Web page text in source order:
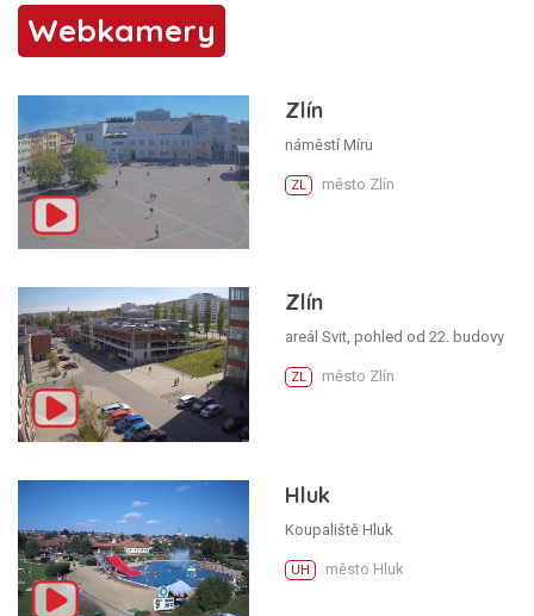
Webkamery
Zlín
náměstí Míru
ZL město Zlín
Zlín
areál Svit, pohled od 22. budovy
ZL město Zlín
Hluk
Koupaliště Hluk
UH město Hluk